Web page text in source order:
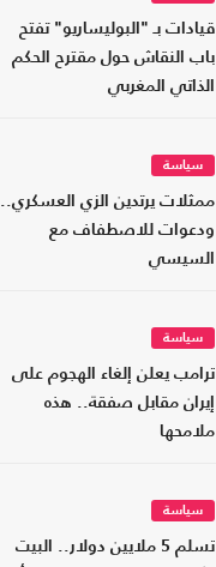
قيادات بـ "البوليساريو" تفتح
باب النقاش حول مقترح الحكم
الذاتي المغربي
سياسة
ممثلات يرتدين الزي العسكري..
ودعوات للاصطفاف مع
السيسي
سياسة
ترامب يعلن إلغاء الهجوم على
إيران مقابل صفقة.. هذه
ملامحها
سياسة
تسلم 5 ملايين دولار.. البيت